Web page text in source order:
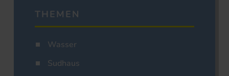
THEMEN
Wasser
Sudhaus